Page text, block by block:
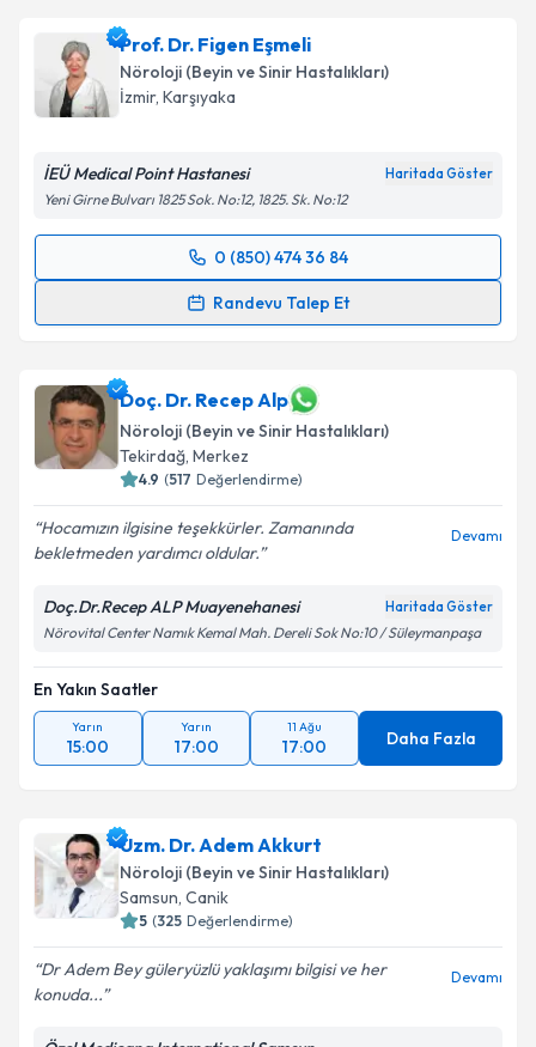
Prof. Dr. Figen Eşmeli
Nöroloji (Beyin ve Sinir Hastalıkları)
İzmir, Karşıyaka
İEÜ Medical Point Hastanesi Haritada Göster
Yeni Girne Bulvarı 1825 Sok. No:12, 1825. Sk. No:12
0 (850) 474 36 84
Randevu Talep Et
Randevu Takvimi Talebi
takvim hazırlandığında e-posta ile bilgilendireceğiz.
E-posta Adresiniz
Kişisel verilerimin işlenmesine ilişkin
kapsamda işlenmesini kabul ediyorum.
Doç. Dr. Recep Alp
Nöroloji (Beyin ve Sinir Hastalıkları)
Tekirdağ, Merkez
4.9 (517 Değerlendirme)
Hocamızın ilgisine teşekkürler. Zamanında
bekletmeden yardımcı oldular.
Devamı
Doç.Dr.Recep ALP Muayenehanesi Haritada Göster
Nörovital Center Namık Kemal Mah. Dereli Sok No:10 / Süleymanpaşa
En Yakın Saatler
Yarın
15:00
Yarın
17:00
11 Ağu
17:00 Daha Fazla
Uzm. Dr. Adem Akkurt
Nöroloji (Beyin ve Sinir Hastalıkları)
Samsun, Canik
5 (325 Değerlendirme)
Dr Adem Bey güleryüzlü yaklaşımı bilgisi ve her
konuda...
Devamı